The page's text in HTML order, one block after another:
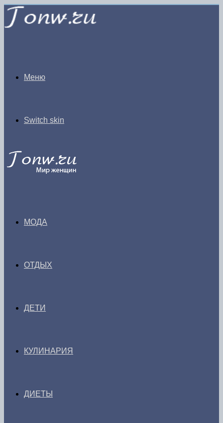
Меню
Switch skin
МОДА
ОТДЫХ
ДЕТИ
КУЛИНАРИЯ
ДИЕТЫ